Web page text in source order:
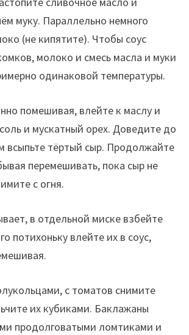
муку. Параллельно немного
(не кипятите). Чтобы соус
молоко и смесь масла и муки
одинаковой температуры.
помешивая, влейте к маслу и
и мускатный орех. Доведите до
всыпьте тёртый сыр. Продолжайте
перемешивать, пока сыр не
с огня.
в отдельной миске взбейте
потихоньку влейте их в соус,
с томатов снимите
их кубиками. Баклажаны
продолговатыми ломтиками и